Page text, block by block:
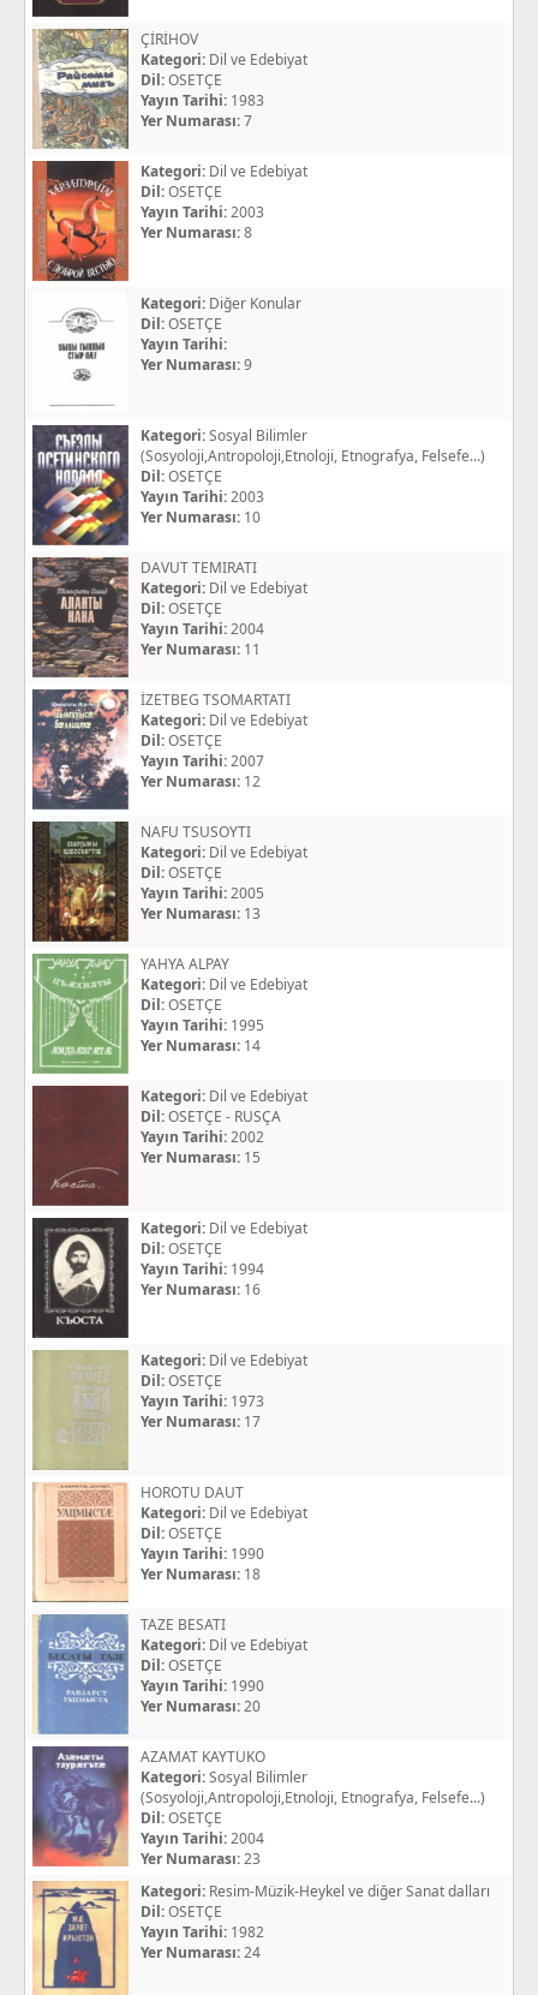
ÇİRİHOV
Kategori: Dil ve Edebiyat
Dil:OSETÇE
Yayın Tarihi: 1983
Yer Numarası:7
Kategori: Dil ve Edebiyat
Dil:OSETÇE
Yayın Tarihi:2003
Yer Numarası:8
Kategori: Diğer Konular
Dil:OSETÇE
Yayın Tarihi:
Yer Numarası:9
Kategori:Sosyal Bilimler
(Sosyoloji,Antropoloji,Etnoloji, Etnografya, Felsefe...)
Dil:OSETÇE
Yayın Tarihi:2003
Yer Numarası: 10
DAVUT TEMIRATI
Kategori: Dil ve Edebiyat
Dil:OSETÇE
Yayın Tarihi:2004
Yer Numarası: 11
İZETBEG TSOMARTATI
Kategori: Dil ve Edebiyat
Dil:OSETÇE
Yayın Tarihi:2007
Yer Numarası: 12
NAFU TSUSOYTI
Kategori: Dil ve Edebiyat
Dil:OSETÇE
Yayın Tarihi:2005
Yer Numarası: 13
YAHYA ALPAY
Kategori: Dil ve Edebiyat
Dil:OSETÇE
Yayın Tarihi: 1995
Yer Numarası: 14
Kategori: Dil ve Edebiyat
Dil:OSETÇE - RUSÇA
Yayın Tarihi:2002
Yer Numarası: 15
Kategori: Dil ve Edebiyat
Dil:OSETÇE
Yayın Tarihi: 1994
Yer Numarası: 16
Kategori: Dil ve Edebiyat
Dil:OSETÇE
Yayın Tarihi: 1973
Yer Numarası: 17
HOROTU DAUT
Kategori: Dil ve Edebiyat
Dil:OSETÇE
Yayın Tarihi: 1990
Yer Numarası: 18
TAZE BESATI
Kategori: Dil ve Edebiyat
Dil:OSETÇE
Yayın Tarihi: 1990
Yer Numarası:20
AZAMAT KAYTUKO
Kategori:Sosyal Bilimler
(Sosyoloji,Antropoloji,Etnoloji, Etnografya, Felsefe...)
Dil:OSETÇE
Yayın Tarihi:2004
Yer Numarası:23
Kategori: Resim-Müzik-Heykel ve diğer Sanat dalları
Dil:OSETÇE
Yayın Tarihi: 1982
Yer Numarası:24